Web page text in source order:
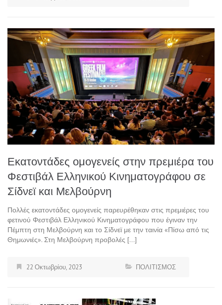
Εκατοντάδες ομογενείς στην πρεμιέρα του
Φεστιβάλ Ελληνικού Κινηματογράφου σε
Σίδνεϊ και Μελβούρνη
Πολλές εκατοντάδες ομογενείς παρευρέθηκαν στις πρεμιέρες του
φετινού Φεστιβάλ Ελληνικού Κινηματογράφου που έγιναν την
Πέμπτη στη Μελβούρνη και το Σίδνεϊ με την ταινία «Πίσω από τις
Θημωνιές». Στη Μελβούρνη προβολές […]
22 Οκτωβρίου, 2023 ΠΟΛΙΤΙΣΜΟΣ